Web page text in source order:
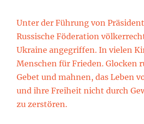
Unter der Führung von
Russische Föderation
Ukraine angegriffen. In vielen
Menschen für Frieden. Glocken
Gebet und mahnen, das Leben
und ihre Freiheit nicht durch
zu zerstören.